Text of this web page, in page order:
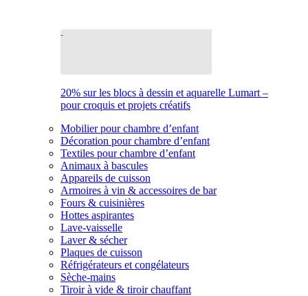
20% sur les blocs à dessin et aquarelle Lumart –
pour croquis et projets créatifs
Mobilier pour chambre d’enfant
Décoration pour chambre d’enfant
Textiles pour chambre d’enfant
Animaux à bascules
Appareils de cuisson
Armoires à vin & accessoires de bar
Fours & cuisinières
Hottes aspirantes
Lave-vaisselle
Laver & sécher
Plaques de cuisson
Réfrigérateurs et congélateurs
Sèche-mains
Tiroir à vide & tiroir chauffant